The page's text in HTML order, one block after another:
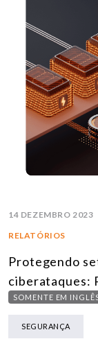
14 DEZEMBRO 2023
RELATÓRIOS
Protegendo
ciberataques:
SOMENTE EM
SEGURANÇA